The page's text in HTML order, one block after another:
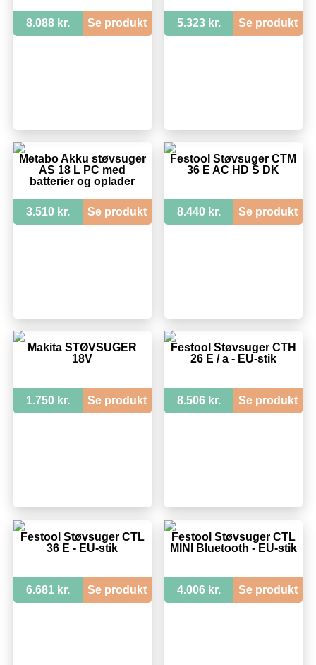
8.088 kr. Se produkt 5.323 kr. Se produkt
Metabo Akku støvsuger
AS 18 L PC med
batterier og oplader
3.510 kr. Se produkt
Festool Støvsuger CTM
36 E AC HD S DK
8.440 kr. Se produkt
Makita STØVSUGER
18V
1.750 kr. Se produkt
Festool Støvsuger CTH
26 E / a - EU-stik
8.506 kr. Se produkt
Festool Støvsuger CTL
36 E - EU-stik
6.681 kr. Se produkt
Festool Støvsuger CTL
MINI Bluetooth - EU-stik
4.006 kr. Se produkt